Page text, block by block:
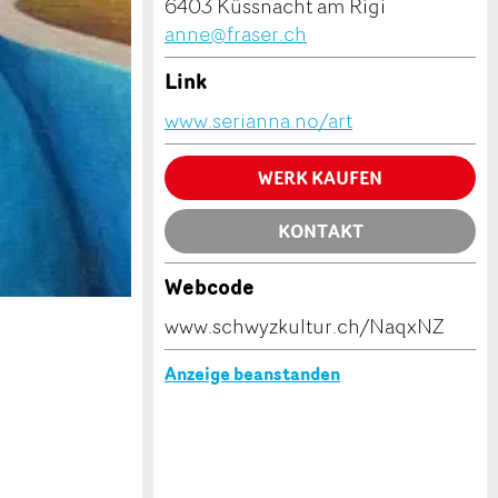
anne@fraser.ch
Link
www.serianna.no/art
WERK KAUFEN
KONTAKT
Webcode
www.schwyzkultur.ch/NaqxNZ
Anzeige beanstanden